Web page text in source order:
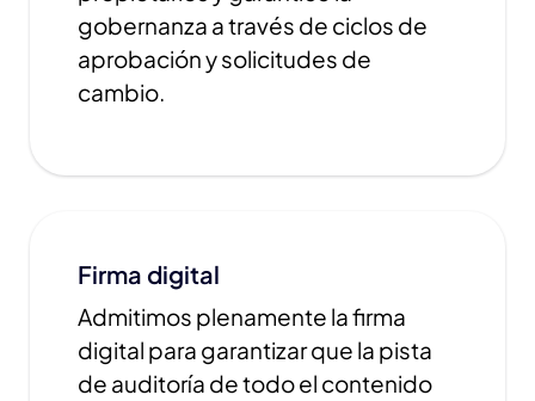
gobernanza a través de ciclos de
aprobación y solicitudes de
cambio.
Firma digital
Admitimos plenamente la firma
digital para garantizar que la pista
de auditoría de todo el contenido